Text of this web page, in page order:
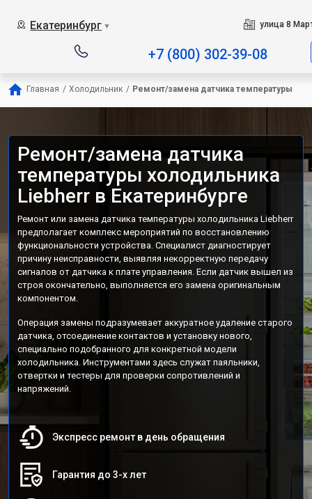
Екатеринбург ▼ улица 8
+7 (800) 302-39-08
Главная / Холодильник / Ремонт/замена датчика температуры
Ремонт/замена датчика
температуры холодильника
Liebherr в Екатеринбурге
Ремонт или замена датчика температуры холодильника Liebherr
предполагает комплекс мероприятий по восстановлению
функциональности устройства. Специалист диагностирует
причину неисправности, выявляя некорректную передачу
сигналов от датчика к плате управления. Если датчик вышел из
строя окончательно, выполняется его замена оригинальным
компонентом.
Операция замены подразумевает аккуратное удаление старого
датчика, отсоединение контактов и установку нового,
специально подобранного для конкретной модели
холодильника. Инструментами здесь служат паяльники,
отвертки и тестеры для проверки сопротивлений и
напряжений.
Экспресс ремонт в день обращения
Гарантия до 3-х лет